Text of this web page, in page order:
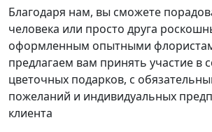
Благодаря нам, вы сможете
человека или просто друга
оформленным опытными
предлагаем вам принять участие в
цветочных подарков, с
пожеланий и индивидуальных
клиента